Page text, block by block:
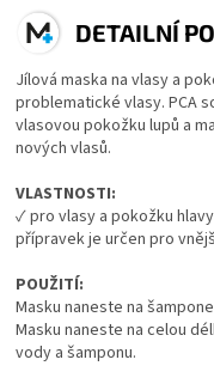
DETAILNÍ
Jílová maska na vlasy a
problematické vlasy. PCA
vlasovou pokožku lupů a
nových vlasů.
VLASTNOSTI:
✓ pro vlasy a pokožku
přípravek je určen pro
POUŽITÍ:
Masku naneste na
Masku naneste na celou
vody a šamponu.